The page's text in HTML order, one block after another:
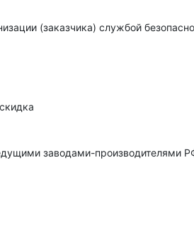
(заказчика) службой
заводами-производителями